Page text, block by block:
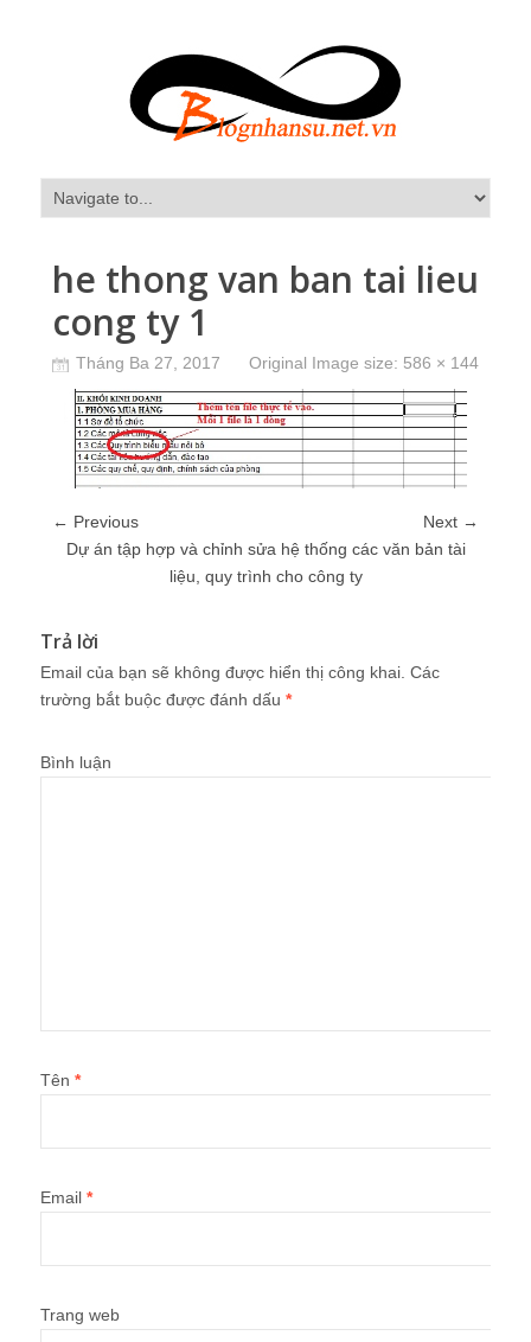
he thong van ban tai lieu
cong ty 1
Tháng Ba 27, 2017 Original Image size: 586 × 144
← Previous
Next →
Dự án tập hợp và chỉnh sửa hệ thống các văn bản tài
liệu, quy trình cho công ty
Trả lời
Email của bạn sẽ không được hiển thị công khai. Các
trường bắt buộc được đánh dấu *
Bình luận
Tên *
Email *
Trang web